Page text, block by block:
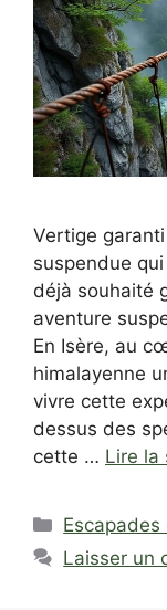
Vertige
suspendue
déjà souhaité
aventure
En Isère, au
himalayenne
vivre cette
dessus des
cette … Lire la
Catégories
Escapades
Laisser un